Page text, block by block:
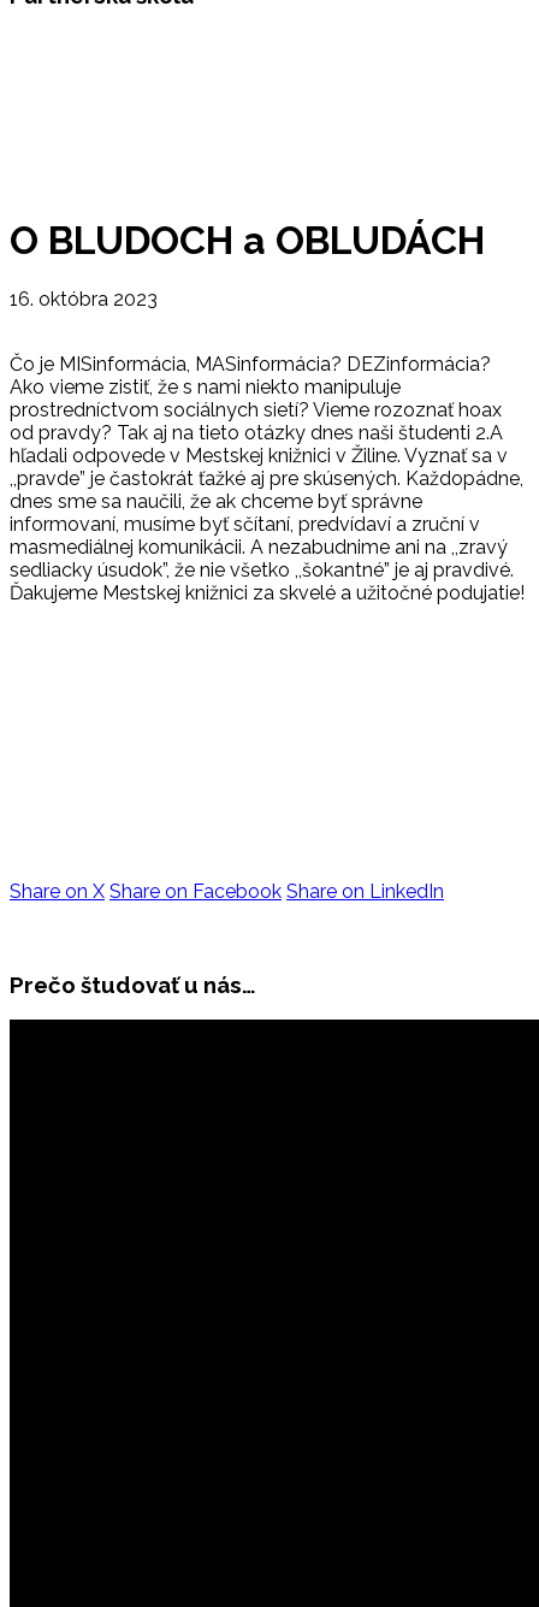
O BLUDOCH a OBLUDÁCH
16. októbra 2023
Čo je MISinformácia, MASinformácia? DEZinformácia?
Ako vieme zistiť, že s nami niekto manipuluje
prostredníctvom sociálnych sietí? Vieme rozoznať hoax
od pravdy? Tak aj na tieto otázky dnes naši študenti 2.A
hľadali odpovede v Mestskej knižnici v Žiline. Vyznať sa v
,,pravde” je častokrát ťažké aj pre skúsených. Každopádne,
dnes sme sa naučili, že ak chceme byť správne
informovaní, musíme byť sčítaní, predvídaví a zruční v
masmediálnej komunikácii. A nezabudnime ani na ,,zravý
sedliacky úsudok”, že nie všetko ,,šokantné” je aj pravdivé.
Ďakujeme Mestskej knižnici za skvelé a užitočné podujatie!
Share on X Share on Facebook Share on LinkedIn
Prečo študovať u nás…